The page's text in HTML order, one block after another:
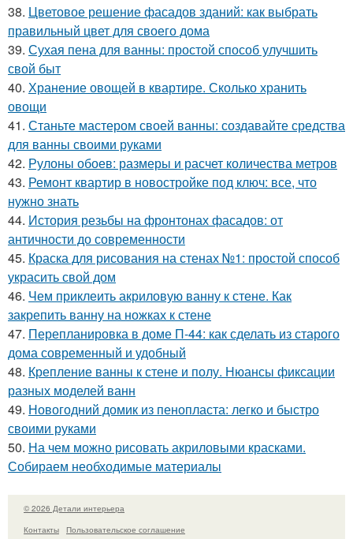
38. Цветовое решение фасадов зданий: как выбрать
правильный цвет для своего дома
39. Сухая пена для ванны: простой способ улучшить
свой быт
40. Хранение овощей в квартире. Сколько хранить
овощи
41. Станьте мастером своей ванны: создавайте средства
для ванны своими руками
42. Рулоны обоев: размеры и расчет количества метров
43. Ремонт квартир в новостройке под ключ: все, что
нужно знать
44. История резьбы на фронтонах фасадов: от
античности до современности
45. Краска для рисования на стенах №1: простой способ
украсить свой дом
46. Чем приклеить акриловую ванну к стене. Как
закрепить ванну на ножках к стене
47. Перепланировка в доме П-44: как сделать из старого
дома современный и удобный
48. Крепление ванны к стене и полу. Нюансы фиксации
разных моделей ванн
49. Новогодний домик из пенопласта: легко и быстро
своими руками
50. На чем можно рисовать акриловыми красками.
Собираем необходимые материалы
© 2026 Детали интерьера
Контакты
Пользовательское соглашение